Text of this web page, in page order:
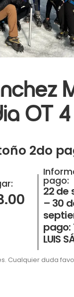
OT
2do
pago:
22 de
– 30
pago:
LUIS
Cualquier duda